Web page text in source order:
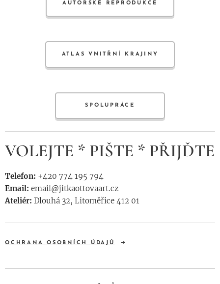
AUTORSKÉ REPRODUKCE
ATLAS VNITŘNÍ KRAJINY
SPOLUPRÁCE
VOLEJTE * PIŠTE * PŘIJĎTE
Telefon: +420 774 195 794
Email: email@jitkaottovaart.cz
Ateliér: Dlouhá 32, Litoměřice 412 01
OCHRANA OSOBNÍCH ÚDAJŮ